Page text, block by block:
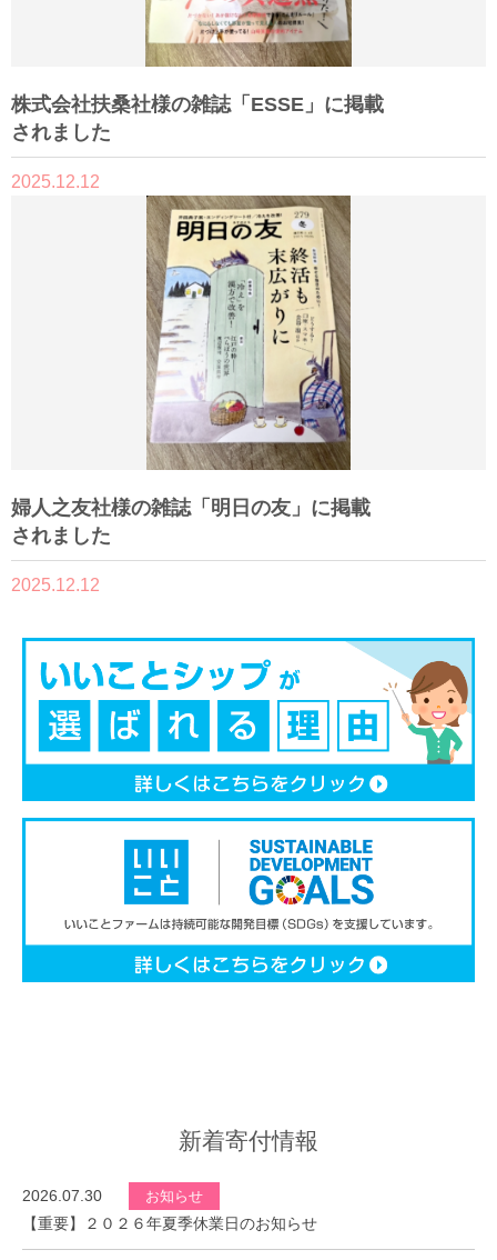
株式会社扶桑社様の雑誌「ESSE」に掲載
されました
2025.12.12
婦人之友社様の雑誌「明日の友」に掲載
されました
2025.12.12
新着寄付情報
2026.07.30 お知らせ
【重要】２０２６年夏季休業日のお知らせ